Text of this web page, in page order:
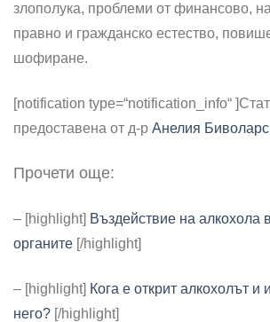
злополука, проблеми от финансово,
правно и гражданско естество,
шофиране.
[notification type=“notification_info“ ]
предоставена от д-р Анелия
Прочети още:
– [highlight] Въздействие на алкохола
органите [/highlight]
– [highlight] Кога е открит алкохолът и
него? [/highlight]